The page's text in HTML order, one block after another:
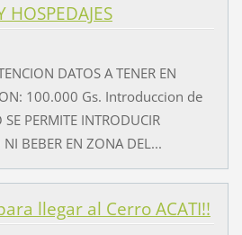
HOSPEDAJES
A TENER EN
100.000 Gs. Introduccion de
PERMITE INTRODUCIR
BEBER EN ZONA DEL...
llegar al Cerro ACATI!!